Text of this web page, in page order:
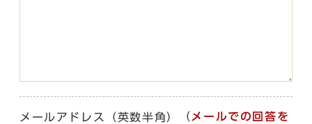
メールアドレス（英数半角） （ メールでの回答を